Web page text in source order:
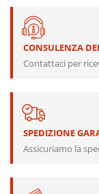
CONSULENZA
Contattaci per
SPEDIZIONE
Assicuriamo la